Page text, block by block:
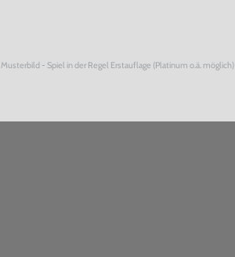
Musterbild - Spiel in der Regel Erstauflage (Platinum o.ä. möglich)